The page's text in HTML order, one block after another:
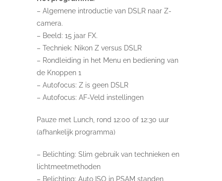
– Algemene introductie van DSLR naar Z-
camera.
– Beeld: 15 jaar FX.
– Techniek: Nikon Z versus DSLR
– Rondleiding in het Menu en bediening van
de Knoppen 1
– Autofocus: Z is geen DSLR
– Autofocus: AF-Veld instellingen
Pauze met Lunch, rond 12:00 of 12:30 uur
(afhankelijk programma)
– Belichting: Slim gebruik van technieken en
lichtmeetmethoden
– Belichting: Auto ISO in PSAM standen